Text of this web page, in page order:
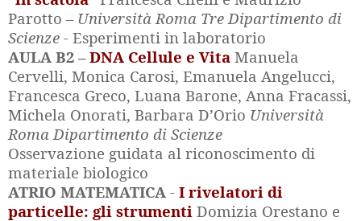
Parotto – Università Roma Tre Dipartimento di
Scienze - Esperimenti in laboratorio
AULA B2 –DNA Cellule e Vita Manuela
Cervelli, Monica Carosi, Emanuela Angelucci,
Francesca Greco, Luana Barone, Anna Fracassi,
Michela Onorati, Barbara D’Orio Università
Roma Dipartimento di Scienze
Osservazione guidata al riconoscimento di
materiale biologico
ATRIO MATEMATICA - I rivelatori di
particelle: gli strumenti Domizia Orestano e